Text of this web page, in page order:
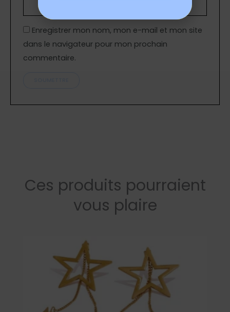
Enregistrer mon nom, mon e-mail et mon site
dans le navigateur pour mon prochain
commentaire.
Ces produits pourraient
vous plaire